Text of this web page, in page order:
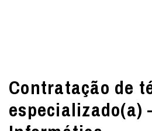
Contratação de
especializado(a)